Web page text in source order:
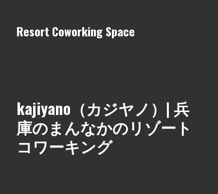
Resort Coworking Space
kajiyano（カジヤノ）| 兵
庫のまんなかのリゾート
コワーキング